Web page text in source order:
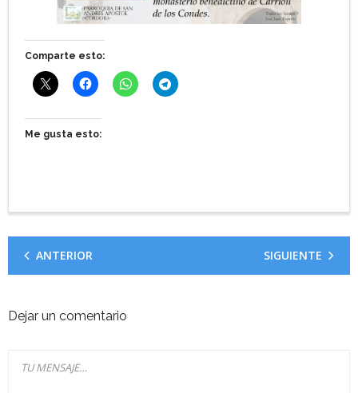
Comparte esto:
Me gusta esto:
ANTERIOR SIGUIENTE
Dejar un comentario